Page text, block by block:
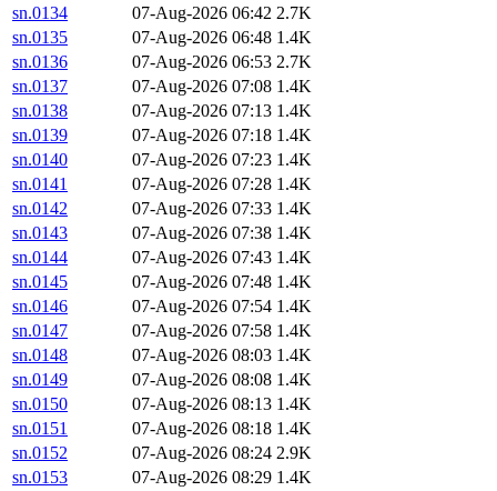
sn.0134
07-Aug-2026 06:42 2.7K
sn.0135
07-Aug-2026 06:48 1.4K
sn.0136
07-Aug-2026 06:53 2.7K
sn.0137
07-Aug-2026 07:08 1.4K
sn.0138
07-Aug-2026 07:13 1.4K
sn.0139
07-Aug-2026 07:18 1.4K
sn.0140
07-Aug-2026 07:23 1.4K
sn.0141
07-Aug-2026 07:28 1.4K
sn.0142
07-Aug-2026 07:33 1.4K
sn.0143
07-Aug-2026 07:38 1.4K
sn.0144
07-Aug-2026 07:43 1.4K
sn.0145
07-Aug-2026 07:48 1.4K
sn.0146
07-Aug-2026 07:54 1.4K
sn.0147
07-Aug-2026 07:58 1.4K
sn.0148
07-Aug-2026 08:03 1.4K
sn.0149
07-Aug-2026 08:08 1.4K
sn.0150
07-Aug-2026 08:13 1.4K
sn.0151
07-Aug-2026 08:18 1.4K
sn.0152
07-Aug-2026 08:24 2.9K
sn.0153
07-Aug-2026 08:29 1.4K